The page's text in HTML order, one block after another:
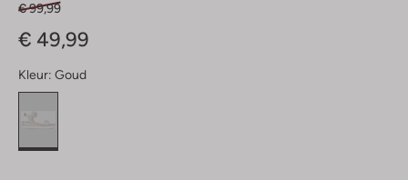
€ 99,99
€ 49,99
Kleur: Goud